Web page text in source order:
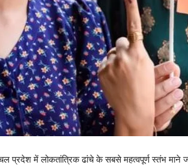
प्रदेश में लोकतांत्रिक ढांचे के सबसे महत्वपूर्ण स्तंभ माने